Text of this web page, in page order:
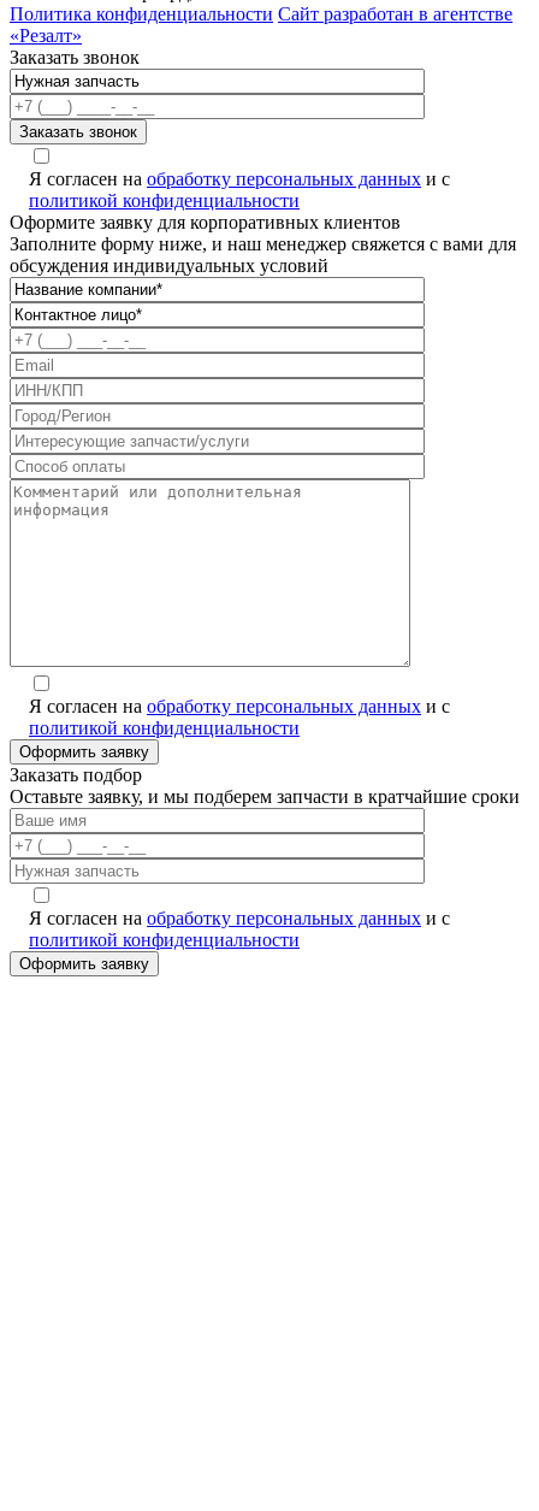
Политика конфиденциальности Сайт разработан в агентстве
«Резалт»
Заказать звонок
Я согласен на обработку персональных данных и с
политикой конфиденциальности
Оформите заявку для корпоративных клиентов
Заполните форму ниже, и наш менеджер свяжется с вами для
обсуждения индивидуальных условий
Я согласен на обработку персональных данных и с
политикой конфиденциальности
Заказать подбор
Оставьте заявку, и мы подберем запчасти в кратчайшие сроки
Я согласен на обработку персональных данных и с
политикой конфиденциальности